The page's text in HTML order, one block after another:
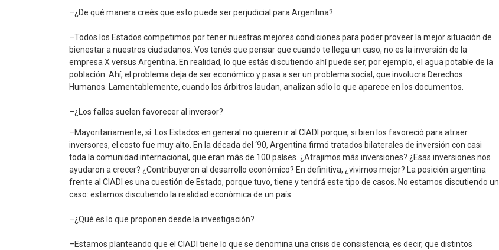
–¿De qué manera creés que esto puede ser perjudicial para Argentina?
–Todos los Estados competimos por tener nuestras mejores condiciones para poder proveer la mejor situación de
bienestar a nuestros ciudadanos. Vos tenés que pensar que cuando te llega un caso, no es la inversión de la
empresa X versus Argentina. En realidad, lo que estás discutiendo ahí puede ser, por ejemplo, el agua potable de la
población. Ahí, el problema deja de ser económico y pasa a ser un problema social, que involucra Derechos
Humanos. Lamentablemente, cuando los árbitros laudan, analizan sólo lo que aparece en los documentos.
–¿Los fallos suelen favorecer al inversor?
–Mayoritariamente, sí. Los Estados en general no quieren ir al CIADI porque, si bien los favoreció para atraer
inversores, el costo fue muy alto. En la década del ‘90, Argentina firmó tratados bilaterales de inversión con casi
toda la comunidad internacional, que eran más de 100 países. ¿Atrajimos más inversiones? ¿Esas inversiones nos
ayudaron a crecer? ¿Contribuyeron al desarrollo económico? En definitiva, ¿vivimos mejor? La posición argentina
frente al CIADI es una cuestión de Estado, porque tuvo, tiene y tendrá este tipo de casos. No estamos discutiendo un
caso: estamos discutiendo la realidad económica de un país.
–¿Qué es lo que proponen desde la investigación?
–Estamos planteando que el CIADI tiene lo que se denomina una crisis de consistencia, es decir, que distintos